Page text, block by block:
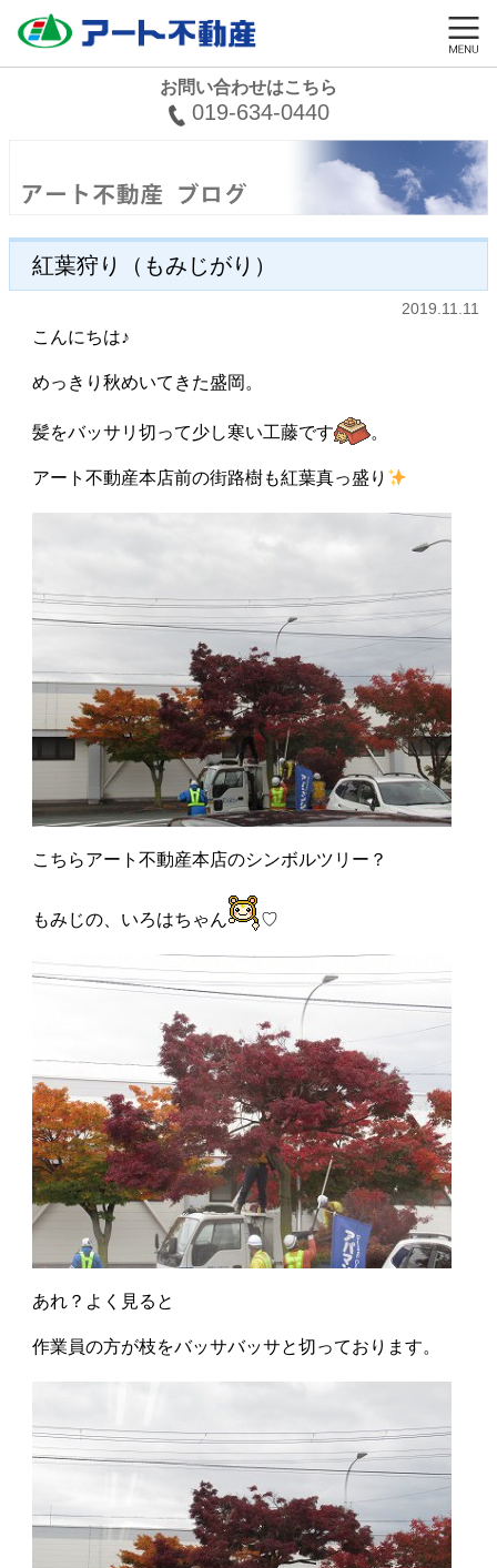
お問い合わせはこちら
019-634-0440
紅葉狩り（もみじがり）
2019.11.11
こんにちは♪
めっきり秋めいてきた盛岡。
髪をバッサリ切って少し寒い工藤です 。
アート不動産本店前の街路樹も紅葉真っ盛り
こちらアート不動産本店のシンボルツリー？
もみじの、いろはちゃん ♡
あれ？よく見ると
作業員の方が枝をバッサバッサと切っております。